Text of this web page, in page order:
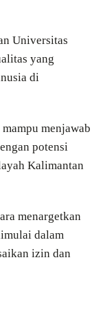
Universitas
yang
di
menjawab
potensi
Kalimantan
menargetkan
dalam
izin dan